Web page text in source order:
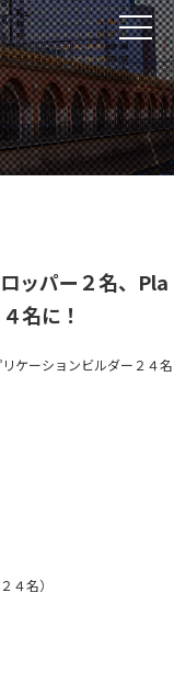
ッパー２名、Pla
名に！
ケーションビルダー２４名
２４名）